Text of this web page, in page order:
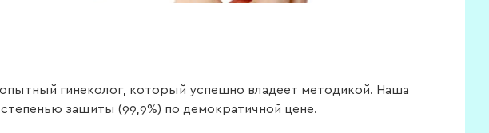
гинеколог, который успешно владеет методикой. Наша
защиты (99,9%) по демократичной цене.